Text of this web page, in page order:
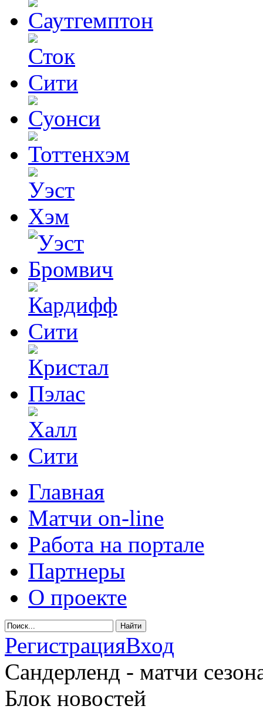
Главная
Матчи on-line
Работа на портале
Партнеры
О проекте
РегистрацияВход
Сандерленд - матчи
Блок новостей